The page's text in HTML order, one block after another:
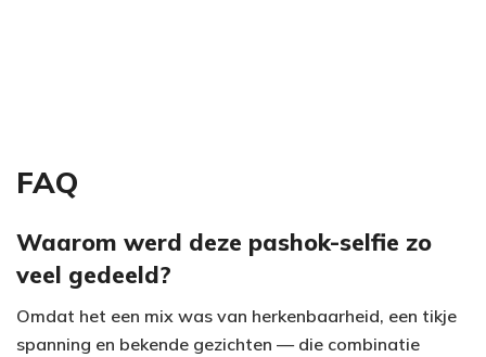
FAQ
Waarom werd deze pashok-selfie zo
veel gedeeld?
Omdat het een mix was van herkenbaarheid, een tikje
spanning en bekende gezichten — die combinatie